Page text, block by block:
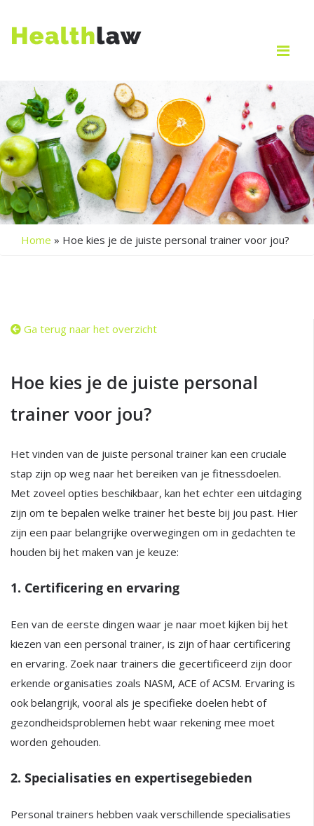
Home » Hoe kies je de juiste personal trainer voor jou?
Ga terug naar het overzicht
Hoe kies je de juiste personal
trainer voor jou?
Het vinden van de juiste personal trainer kan een cruciale
stap zijn op weg naar het bereiken van je fitnessdoelen.
Met zoveel opties beschikbaar, kan het echter een uitdaging
zijn om te bepalen welke trainer het beste bij jou past. Hier
zijn een paar belangrijke overwegingen om in gedachten te
houden bij het maken van je keuze:
1. Certificering en ervaring
Een van de eerste dingen waar je naar moet kijken bij het
kiezen van een personal trainer, is zijn of haar certificering
en ervaring. Zoek naar trainers die gecertificeerd zijn door
erkende organisaties zoals NASM, ACE of ACSM. Ervaring is
ook belangrijk, vooral als je specifieke doelen hebt of
gezondheidsproblemen hebt waar rekening mee moet
worden gehouden.
2. Specialisaties en expertisegebieden
Personal trainers hebben vaak verschillende specialisaties